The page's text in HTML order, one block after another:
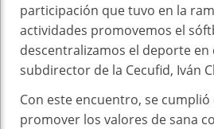
participación que tuvo en la
actividades promovemos el
descentralizamos el deporte en
subdirector de la Cecufid, Iván
Con este encuentro, se
promover los valores de sana